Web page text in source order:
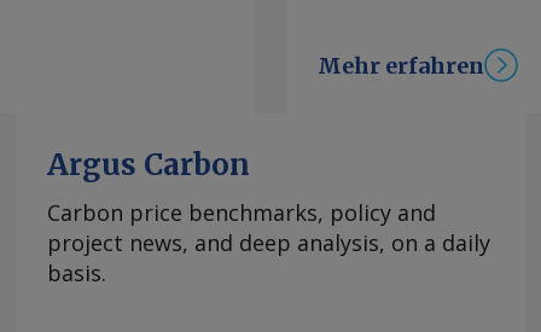
auf
kaum noch
selbst bei
Tagen
eintreten
Oberrheingebiet
bevor
Mehr erfahren
Argus Carbon
Carbon price benchmarks, policy and
project news, and deep analysis, on a daily
basis.